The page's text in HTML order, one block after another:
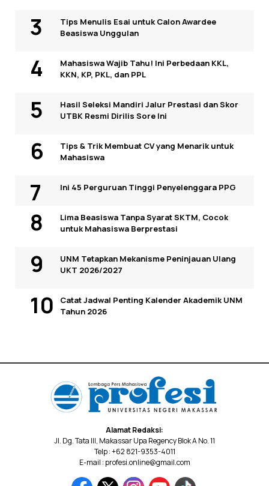
Tips Menulis Esai untuk Calon Awardee
Beasiswa Unggulan
Mahasiswa Wajib Tahu! Ini Perbedaan KKL,
KKN, KP, PKL, dan PPL
Hasil Seleksi Mandiri Jalur Prestasi dan Skor
UTBK Resmi Dirilis Sore Ini
Tips & Trik Membuat CV yang Menarik untuk
Mahasiswa
Ini 45 Perguruan Tinggi Penyelenggara PPG
Lima Beasiswa Tanpa Syarat SKTM, Cocok
untuk Mahasiswa Berprestasi
UNM Tetapkan Mekanisme Peninjauan Ulang
UKT 2026/2027
Catat Jadwal Penting Kalender Akademik UNM
Tahun 2026
Alamat Redaksi:
Jl. Dg. Tata III, Makassar Upa Regency Blok A No. 11
Telp : +62 821-9353-4011
E-mail : profesi.online@gmail.com